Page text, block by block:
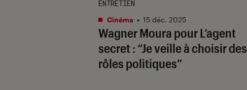
Wagner Moura pourL’agent
secret : “Je veille à choisir des
rôles politiques”
ENTRETIEN
Cinéma • 15 déc. 2025